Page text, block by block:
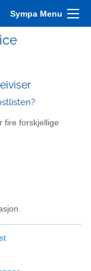
Sympa Menu
fire forskjellige